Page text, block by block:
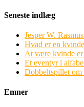
Seneste indlæg
Jesper W.
Hvad er en
At være kvinde
Et eventyr i
Dobbeltspillet om
Emner